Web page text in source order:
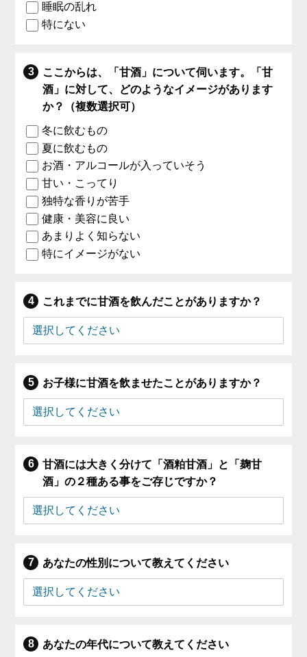
睡眠の乱れ
特にない
ここからは、「甘酒」について伺います。「甘
酒」に対して、どのようなイメージがあります
か？（複数選択可）
冬に飲むもの
夏に飲むもの
お酒・アルコールが入っていそう
甘い・こってり
独特な香りが苦手
健康・美容に良い
あまりよく知らない
特にイメージがない
これまでに甘酒を飲んだことがありますか？
お子様に甘酒を飲ませたことがありますか？
甘酒には大きく分けて「酒粕甘酒」と「麹甘
酒」の２種ある事をご存じですか？
あなたの性別について教えてください
あなたの年代について教えてください